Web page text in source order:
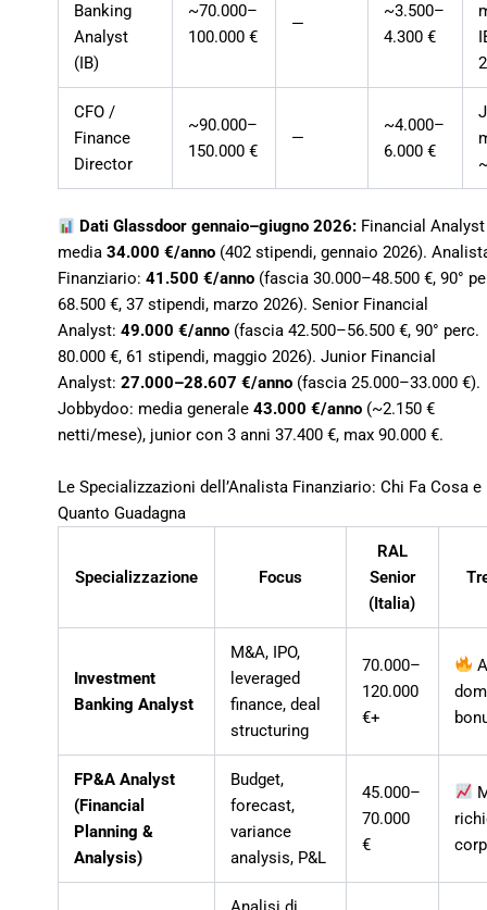
Banking
Analyst
(IB)
~70.000–
100.000 €
—
~3.500–
4.300 €
CFO /
Finance
Director
~90.000–
150.000 €
—
~4.000–
6.000 €
Dati Glassdoor gennaio–giugno 2026: Financial Analyst
media 34.000 €/anno(402 stipendi, gennaio 2026).
Finanziario: 41.500 €/anno(fascia 30.000–48.500 €, 90°
68.500 €, 37 stipendi, marzo 2026). Senior Financial
Analyst: 49.000 €/anno(fascia 42.500–56.500 €, 90° perc.
80.000 €, 61 stipendi, maggio 2026). Junior Financial
Analyst: 27.000–28.607 €/anno(fascia 25.000–33.000 €).
Jobbydoo: media generale 43.000 €/anno(~2.150 €
netti/mese), junior con 3 anni 37.400 €, max 90.000 €.
Le Specializzazioni dell’Analista Finanziario: Chi Fa Cosa e
Quanto Guadagna
Specializzazione Focus
RAL
Senior
(Italia)
Investment
Banking Analyst
M&A, IPO,
leveraged
finance, deal
structuring
70.000–
120.000
€+
FP&A Analyst
(Financial
Planning &
Analysis)
Budget,
forecast,
variance
analysis, P&L
45.000–
70.000
€